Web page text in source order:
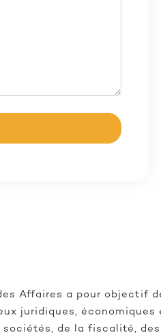
Affaires a pour objectif
juridiques,
de la fiscalité,